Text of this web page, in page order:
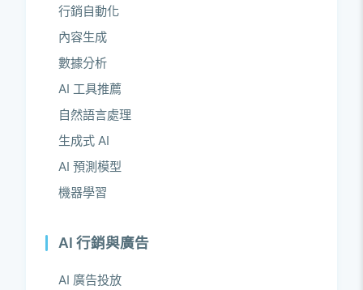
行銷自動化
內容生成
數據分析
AI 工具推薦
自然語言處理
生成式 AI
AI 預測模型
機器學習
AI 行銷與廣告
AI 廣告投放